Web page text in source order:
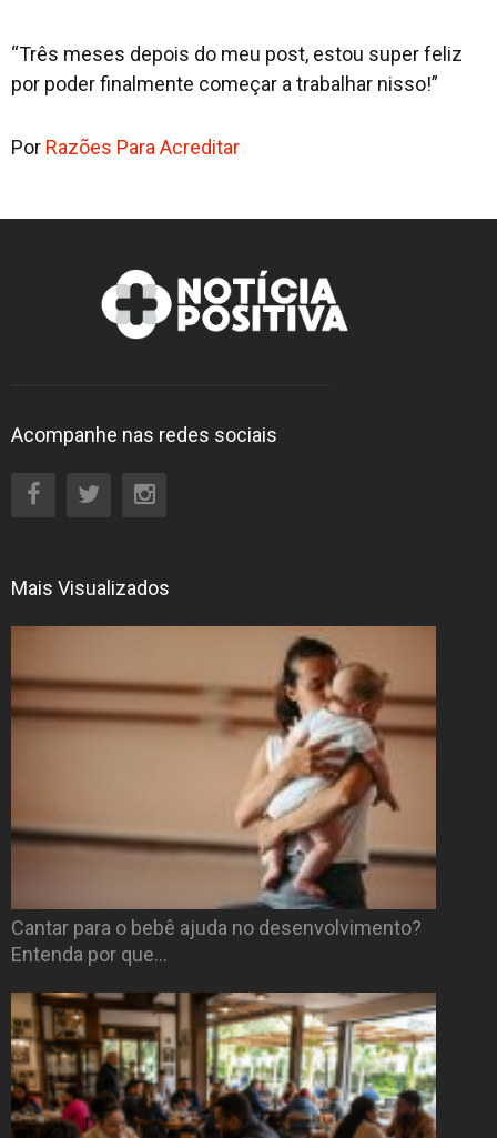
“Três meses depois do meu post, estou super feliz
por poder finalmente começar a trabalhar nisso!”
Por Razões Para Acreditar
Acompanhe nas redes sociais
Mais Visualizados
Cantar para o bebê ajuda no desenvolvimento?
Entenda por que…